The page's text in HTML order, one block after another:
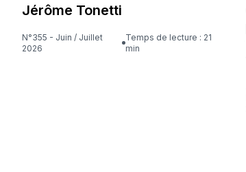
Jérôme Tonetti
N°355 - Juin / Juillet
2026
Temps de lecture : 21
min